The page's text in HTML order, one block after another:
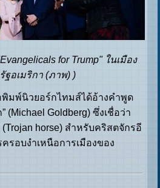
for Trump" ในเมือง
อเมริกา (ภาพ) )
มพ์นิวยอร์กไทมส์ได้อ้างคำพูด
(Michael Goldberg) ซึ่งเชื่อว่า
horse) สำหรับคริสตจักรอี
รอบงำเหนือการเมืองของ